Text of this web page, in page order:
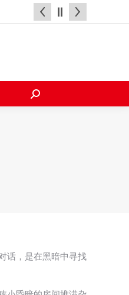
搜
话，是在黑暗中寻找
联系我们
搜